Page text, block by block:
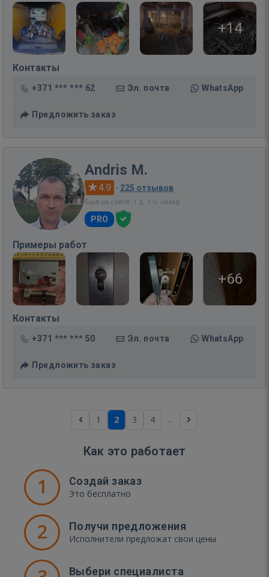
+14
Контакты
+371 *** *** 62 Эл. почта WhatsApp
Предложить заказ
Andris M.
4.9 · 225 отзывов
Был на сайте: 1 д. 1 ч. назад
PRO
Примеры работ
+66
Контакты
+371 *** *** 50 Эл. почта WhatsApp
Предложить заказ
1 2 3 4 ...
Как это работает
1 Создай заказ
Это бесплатно
2 Получи предложения
Исполнители предложат свои цены
Выбери специалиста